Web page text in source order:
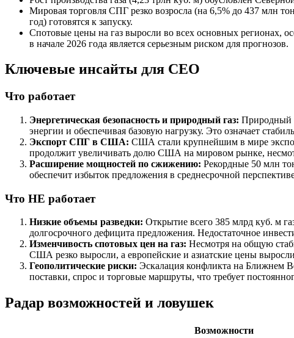
Мировая торговля СПГ резко возросла (на 6,5% до 437 млн
год) готовятся к запуску.
Спотовые цены на газ выросли во всех основных регионах,
в начале 2026 года является серьезным риском для прогнозов.
Ключевые инсайты для СЕО
Что работает
Энергетическая безопасность и природный газ: Природный
энергии и обеспечивая базовую нагрузку. Это означает
Экспорт СПГ в США: США стали крупнейшим в мире
продолжит увеличивать долю США на мировом рынке,
Расширение мощностей по сжижению: Рекордные 50 млн
обеспечит избыток предложения в среднесрочной
Что НЕ работает
Низкие объемы разведки: Открытие всего 385 млрд куб. м
долгосрочного дефицита предложения. Недостаточное
Изменчивость спотовых цен на газ: Несмотря на общую
США резко выросли, а европейские и азиатские цены
Геополитические риски: Эскалация конфликта на Ближнем
поставки, спрос и торговые маршруты, что требует
Радар возможностей и ловушек
Возможности